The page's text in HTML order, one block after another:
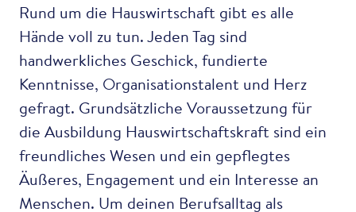
Rund um die Hauswirtschaft gibt es alle
Hände voll zu tun. Jeden Tag sind
handwerkliches Geschick, fundierte
Kenntnisse, Organisationstalent und Herz
gefragt. Grundsätzliche Voraussetzung für
die Ausbildung Hauswirtschaftskraft sind ein
freundliches Wesen und ein gepflegtes
Äußeres, Engagement und ein Interesse an
Menschen. Um deinen Berufsalltag als